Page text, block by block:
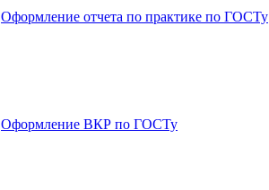
Оформление отчета по практике по ГОСТу
Оформление ВКР по ГОСТу